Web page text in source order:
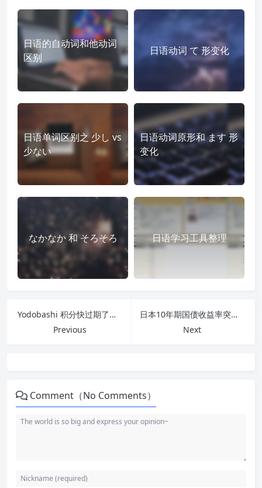
日语的自动词和他动词
区别
日语动词 て 形变化
日语单词区别之 少し vs
少ない
日语动词原形和 ます 形
变化
なかなか 和 そろそろ 日语学习工具整理
Yodobashi 积分快过期了怎么办
Previous
日本10年期国债收益率突破2.8%，在日生活的我们该怎么办
Next
Comment（No Comments）
沉浸式学习与日语阅读
Hoshi Reader 的来源